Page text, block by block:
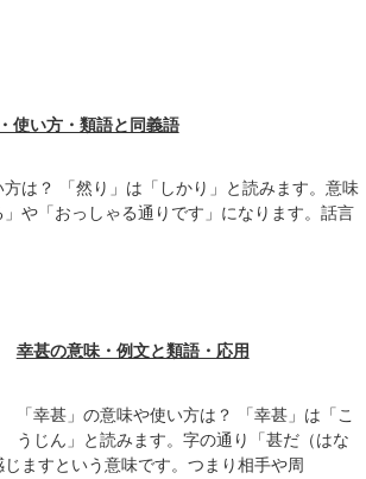
使い方・類語と同義語
方は？ 「然り」は「しかり」と読みます。意味
や「おっしゃる通りです」になります。話言
幸甚の意味・例文と類語・応用
「幸甚」の意味や使い方は？ 「幸甚」は「こ
うじん」と読みます。字の通り「甚だ（はな
ますという意味です。つまり相手や周